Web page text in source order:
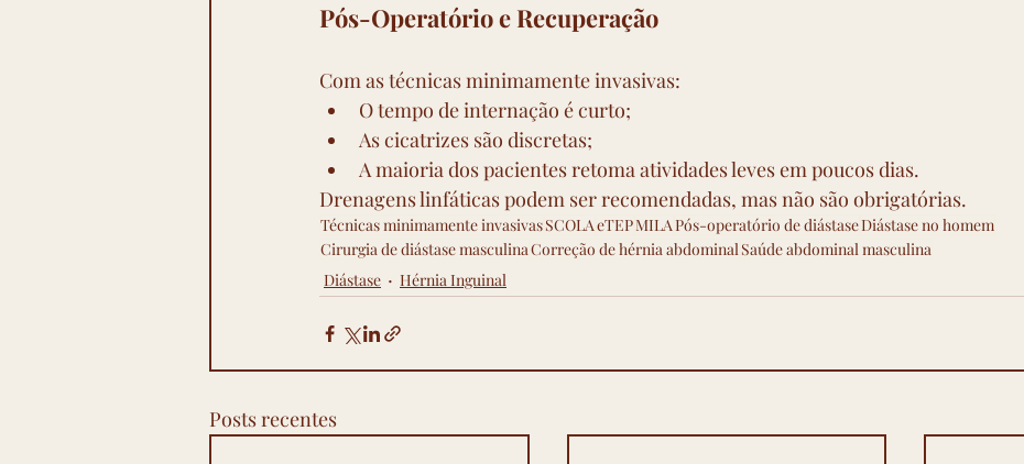
Pós-Operatório e Recuperação
Com as técnicas minimamente invasivas:
O tempo de internação é curto;
As cicatrizes são discretas;
A maioria dos pacientes retoma atividades leves em poucos dias.
Drenagens linfáticas podem ser recomendadas, mas não são obrigatórias.
Técnicas minimamente invasivasSCOLAeTEPMILAPós-operatório de diástaseDiástase no homem
Cirurgia de diástase masculinaCorreção de hérnia abdominalSaúde abdominal masculina
Diástase
Hérnia Inguinal
Posts recentes